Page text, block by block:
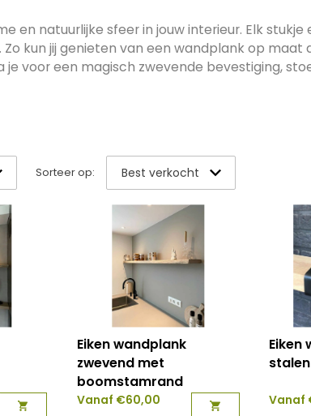
en natuurlijke sfeer in jouw interieur. Elk
kun jij genieten van een wandplank op maat
voor een magisch zwevende bevestiging,
Sorteer op:
Eiken wandplank
zwevend met
boomstamrand
Vanaf €60,00
Eiken
Vanaf